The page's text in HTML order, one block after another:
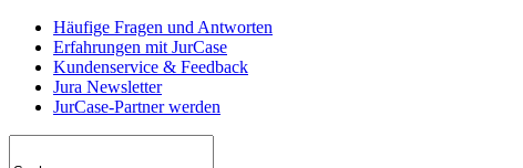
Skip
main
content
Häufige Fragen und Antworten
Erfahrungen mit JurCase
Kundenservice & Feedback
Jura Newsletter
JurCase-Partner werden